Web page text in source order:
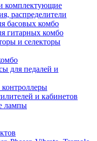
комплектующие
распределители
басовых комбо
гитарных комбо
и селекторы
для педалей и
и кабинетов
лампы